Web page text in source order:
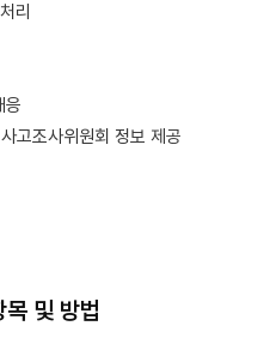
리
응
고조사위원회 정보 제공
및 방법